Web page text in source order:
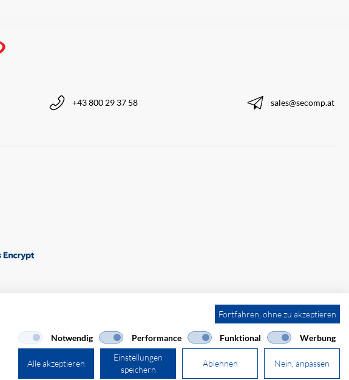
+43 800 29 37 58 sales@secomp.at
Fortfahren, ohne zu akzeptieren
Notwendig Performance Funktional Werbung
Alle akzeptieren
Einstellungen
speichern
Ablehnen Nein, anpassen